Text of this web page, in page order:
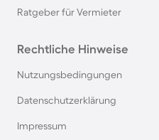
Ratgeber für Vermieter
Rechtliche Hinweise
Nutzungsbedingungen
Datenschutzerklärung
Impressum